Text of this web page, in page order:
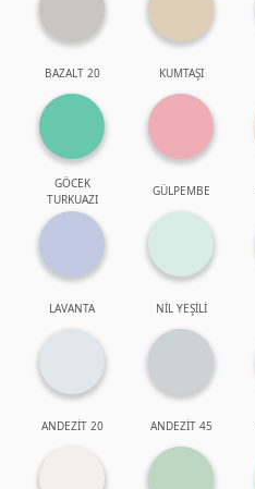
BAZALT 20 KUMTAŞI
GÖCEK
TURKUAZI
GÜLPEMBE
LAVANTA NİL YEŞİLİ
ANDEZİT 20 ANDEZİT 45